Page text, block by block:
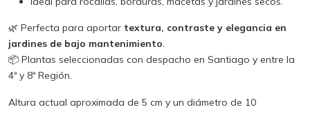
🌿 Perfecta para aportar textura, contraste y elegancia en
jardines de bajo mantenimiento.
📦 Plantas seleccionadas con despacho en Santiago y entre la
4ª y 8ª Región.
Altura actual aproximada de 5 cm y un diámetro de 10